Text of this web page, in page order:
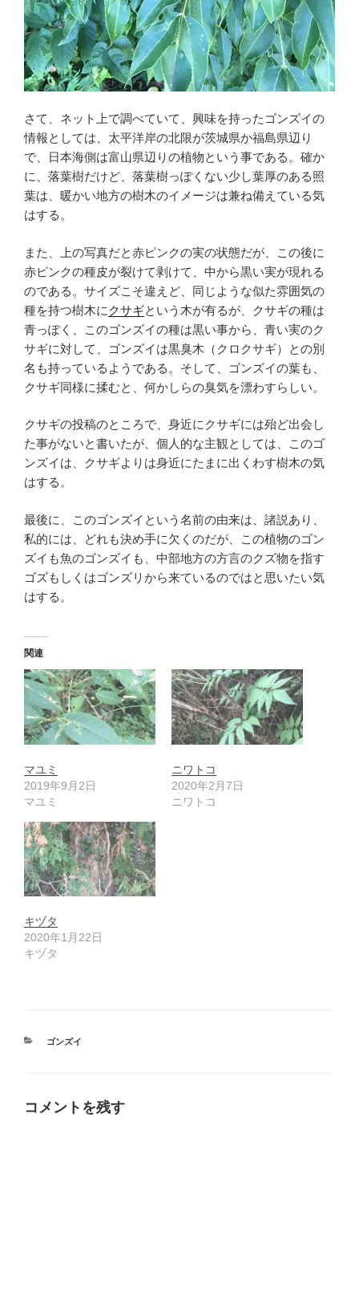
さて、ネット上で調べていて、興味を持ったゴンズイの
情報としては、太平洋岸の北限が茨城県か福島県辺り
で、日本海側は富山県辺りの植物という事である。確か
に、落葉樹だけど、落葉樹っぽくない少し葉厚のある照
葉は、暖かい地方の樹木のイメージは兼ね備えている気
はする。
また、上の写真だと赤ピンクの実の状態だが、この後に
赤ピンクの種皮が裂けて剥けて、中から黒い実が現れる
のである。サイズこそ違えど、同じような似た雰囲気の
種を持つ樹木に クサギという木が有るが、クサギの種は
青っぽく、このゴンズイの種は黒い事から、青い実のク
サギに対して、ゴンズイは黒臭木（クロクサギ）との別
名も持っているようである。そして、ゴンズイの葉も、
クサギ同様に揉むと、何かしらの臭気を漂わすらしい。
クサギの投稿のところで、身近にクサギには殆ど出会し
た事がないと書いたが、個人的な主観としては、このゴ
ンズイは、クサギよりは身近にたまに出くわす樹木の気
はする。
最後に、このゴンズイという名前の由来は、諸説あり、
私的には、どれも決め手に欠くのだが、この植物のゴン
ズイも魚のゴンズイも、中部地方の方言のクズ物を指す
ゴズもしくはゴンズリから来ているのではと思いたい気
はする。
関連
マユミ
2019年9月2日
マユミ
ニワトコ
2020年2月7日
ニワトコ
キヅタ
2020年1月22日
キヅタ
カ
ー
ゴンズイ
コメントを残す